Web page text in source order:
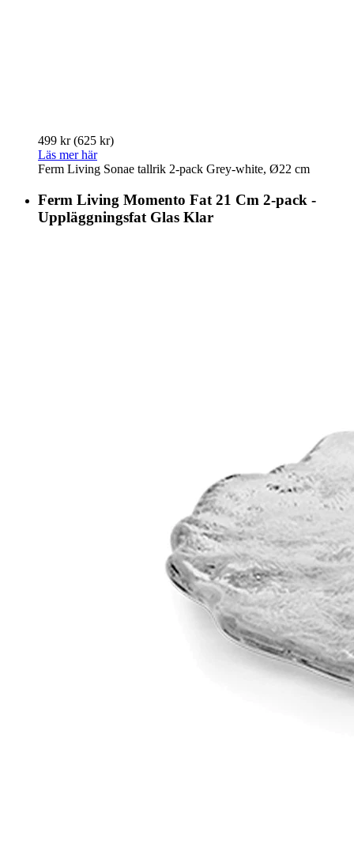
499 kr(625 kr)
Läs mer här
Ferm Living Sonae tallrik 2-pack Grey-white, Ø22 cm
Ferm Living Momento Fat 21 Cm 2-pack -
Uppläggningsfat Glas Klar